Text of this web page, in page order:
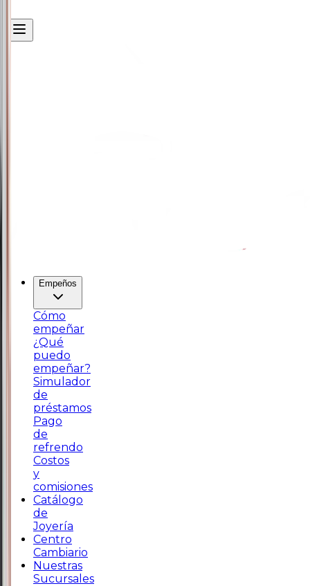
Empeños
Cómo
empeñar
¿Qué
puedo
empeñar?
Simulador
de
préstamos
Pago
de
refrendo
Costos
y
comisiones
Catálogo
de
Joyería
Centro
Cambiario
Nuestras
Sucursales